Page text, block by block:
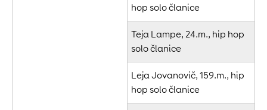
hop solo članice
Teja Lampe, 24.m., hip hop
solo članice
Leja Jovanovič, 159.m., hip
hop solo članice